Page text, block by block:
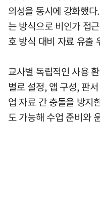
의성을 동시에 강화했
는 방식으로 비인가 접
호 방식 대비 자료 유출
교사별 독립적인 사용
별로 설정, 앱 구성, 판
업 자료 간 충돌을 방지
도 가능해 수업 준비와